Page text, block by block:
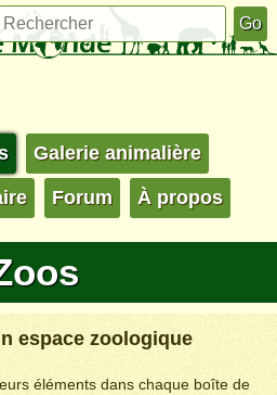
Galerie animalière
Forum À propos
espace zoologique
éléments dans chaque boîte de